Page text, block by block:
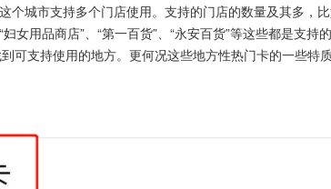
个城市支持多个门店使用。支持的门店的数量及其多，比
妇女用品商店”、“第一百货”、“永安百货”等这些都是支持
可支持使用的地方。更何况这些地方性热门卡的一些特